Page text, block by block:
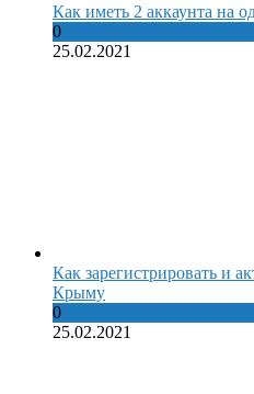
Как иметь 2 аккаунта на
0
25.02.2021
Как зарегистрировать и
Крыму
0
25.02.2021